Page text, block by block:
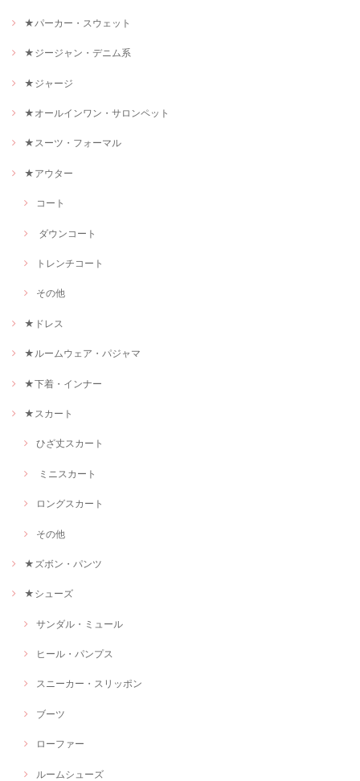
★パーカー・スウェット
★ジージャン・デニム系
★ジャージ
★オールインワン・サロンペット
★スーツ・フォーマル
★アウター
コート
ダウンコート
トレンチコート
その他
★ドレス
★ルームウェア・パジャマ
★下着・インナー
★スカート
ひざ丈スカート
ミニスカート
ロングスカート
その他
★ズボン・パンツ
★シューズ
サンダル・ミュール
ヒール・パンプス
スニーカー・スリッポン
ブーツ
ローファー
ルームシューズ